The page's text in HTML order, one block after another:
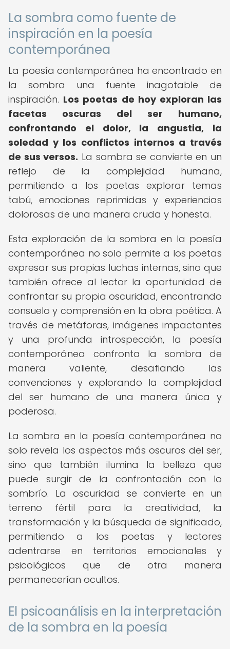
La sombra como fuente de
inspiración en la poesía
contemporánea
La poesía contemporánea ha encontrado en
la sombra una fuente inagotable de
inspiración. Los poetas de hoy exploran las
facetas oscuras del ser humano,
confrontando el dolor, la angustia, la
soledad y los conflictos internos a través
de sus versos. La sombra se convierte en un
reflejo de la complejidad humana,
permitiendo a los poetas explorar temas
tabú, emociones reprimidas y experiencias
dolorosas de una manera cruda y honesta.
Esta exploración de la sombra en la poesía
contemporánea no solo permite a los poetas
expresar sus propias luchas internas, sino que
también ofrece al lector la oportunidad de
confrontar su propia oscuridad, encontrando
consuelo y comprensión en la obra poética. A
través de metáforas, imágenes impactantes
y una profunda introspección, la poesía
contemporánea confronta la sombra de
manera valiente, desafiando las
convenciones y explorando la complejidad
del ser humano de una manera única y
poderosa.
La sombra en la poesía contemporánea no
solo revela los aspectos más oscuros del ser,
sino que también ilumina la belleza que
puede surgir de la confrontación con lo
sombrío. La oscuridad se convierte en un
terreno fértil para la creatividad, la
transformación y la búsqueda de significado,
permitiendo a los poetas y lectores
adentrarse en territorios emocionales y
psicológicos que de otra manera
permanecerían ocultos.
El psicoanálisis en la interpretación
de la sombra en la poesía